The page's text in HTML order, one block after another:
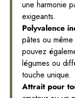
une harmonie
exigeants.
Polyvalence
pâtes ou
pouvez
légumes ou
touche unique.
Attrait pour